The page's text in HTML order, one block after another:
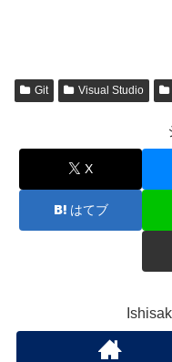
Git Visual Studio
X
はてブ